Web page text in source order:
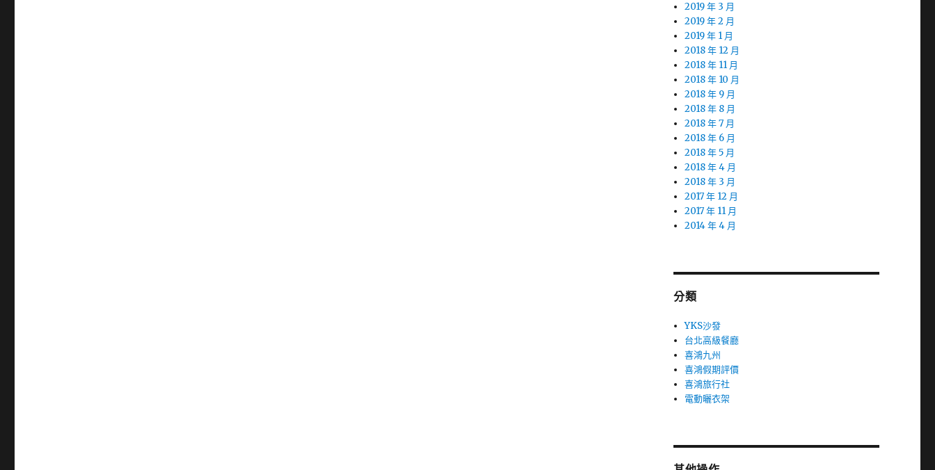
2019 年 3 月
2019 年 2 月
2019 年 1 月
2018 年 12 月
2018 年 11 月
2018 年 10 月
2018 年 9 月
2018 年 8 月
2018 年 7 月
2018 年 6 月
2018 年 5 月
2018 年 4 月
2018 年 3 月
2017 年 12 月
2017 年 11 月
2014 年 4 月
分類
YKS沙發
台北高級餐廳
喜鴻九州
喜鴻假期評價
喜鴻旅行社
電動曬衣架